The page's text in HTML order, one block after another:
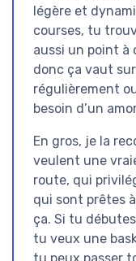
légère et
courses, tu
aussi un point à
donc ça vaut
régulièrement
besoin d’un
En gros, je la
veulent une
route, qui
qui sont prêtes
ça. Si tu
tu veux une